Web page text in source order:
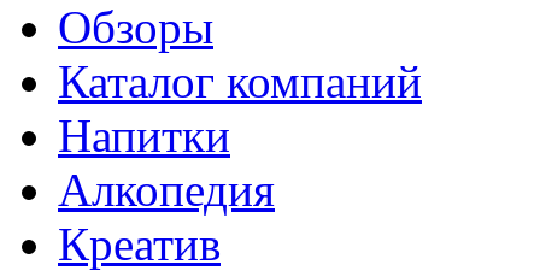
Обзоры
Каталог компаний
Напитки
Алкопедия
Креатив